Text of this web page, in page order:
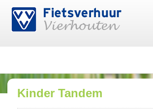
Kinder Tandem